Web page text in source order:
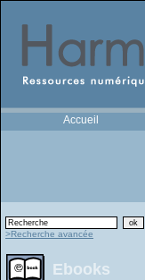
Accueil
>Recherche avancée
Ebooks